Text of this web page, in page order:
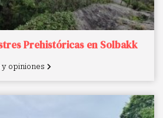
Prehistóricas en Solbakk
opiniones